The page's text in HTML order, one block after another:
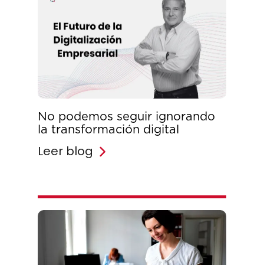
No podemos seguir ignorando
la transformación digital
Leer blog